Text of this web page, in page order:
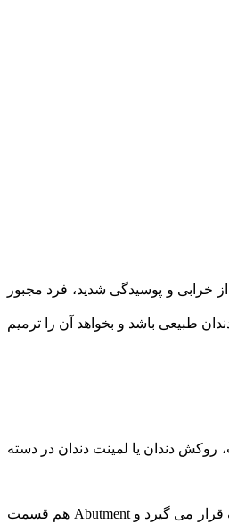
خرابی و پوسیدگی شدید، فرد مجبور
طبیعی باشد و بخواهد آن را ترمیم
روکش دندان یا لمینت دندان در دسته
ایمپلنت ها به وسیله جراحی در استخوان فک جایگذاری می شوند. ایمپلنت ها از دو قسمت اصلی Fixture و Abutment تشکیل شده اند. قسمت فیکسچر داخل استخوان فک قرار می گیرد و Abutment هم قسمت